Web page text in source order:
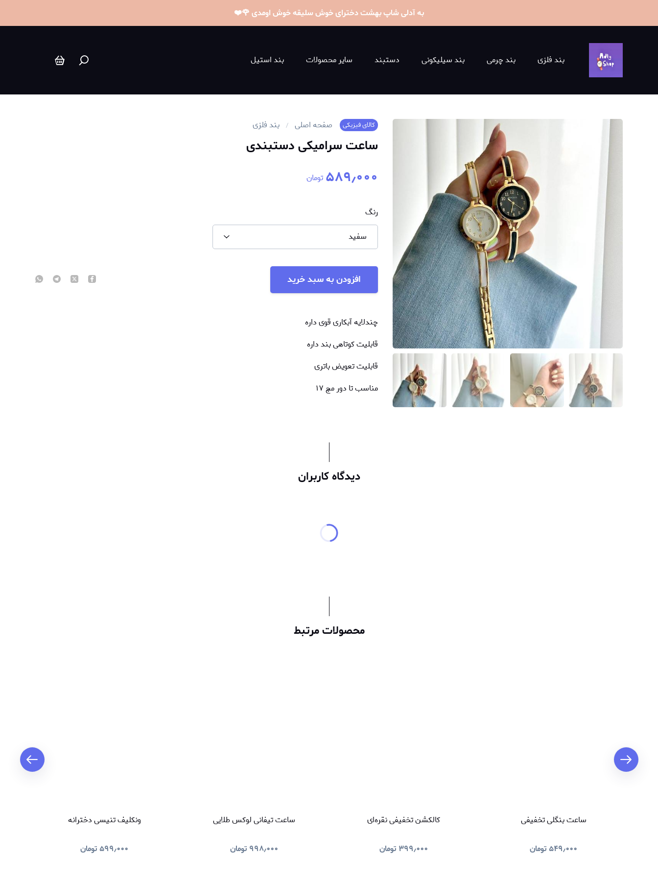
به آدلی شاپ بهشت دخترای خوش سلیقه خوش اومدی 🌹❤️
بند فلزی بند چرمی بند سیلیکونی دستبند سایر محصولات بند استیل
کالای فیزیکی صفحه اصلی بند فلزی
ساعت سرامیکی دستبندی
۵۸۹٫۰۰۰ تومان
رنگ
سفید
افزودن به سبد خرید
چندلایه آبکاری قوی داره
قابلیت کوتاهی بند داره
قابلیت تعویض باتری
مناسب تا دور مچ ۱۷
دیدگاه کاربران
محصولات مرتبط
ساعت بنگلی تخفیفی
۵۴۹٫۰۰۰تومان
کالکشن تخفیفی نقره‌ای
۳۹۹٫۰۰۰ تومان
ساعت تیفانی لوکس طلایی
۹۹۸٫۰۰۰ تومان
ونکلیف تنیسی دخترانه
۵۹۹٫۰۰۰تومان